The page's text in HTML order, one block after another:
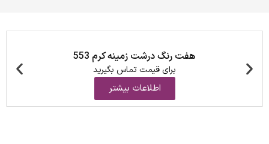
هفت رنگ درشت زمینه کرم 553
برای قیمت تماس بگیرید
اطلاعات بیشتر